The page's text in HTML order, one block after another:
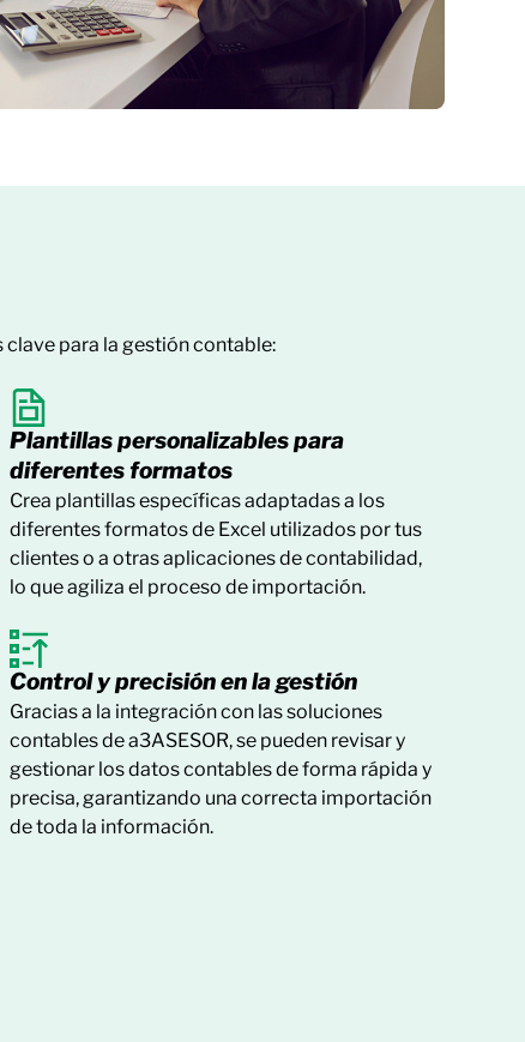
para la gestión contable:
Plantillas personalizables para
diferentes formatos
Crea plantillas específicas adaptadas a los
diferentes formatos de Excel utilizados por tus
clientes o a otras aplicaciones de contabilidad,
lo que agiliza el proceso de importación.
Control y precisión en la gestión
Gracias a la integración con las soluciones
contables de a3ASESOR, se pueden revisar y
gestionar los datos contables de forma rápida y
precisa, garantizando una correcta importación
de toda la información.